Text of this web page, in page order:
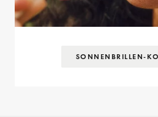
SONNENBRILLEN-